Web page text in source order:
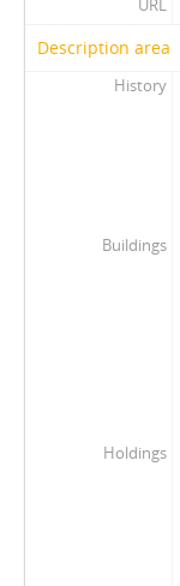
URL
Description area
History
Buildings
Holdings